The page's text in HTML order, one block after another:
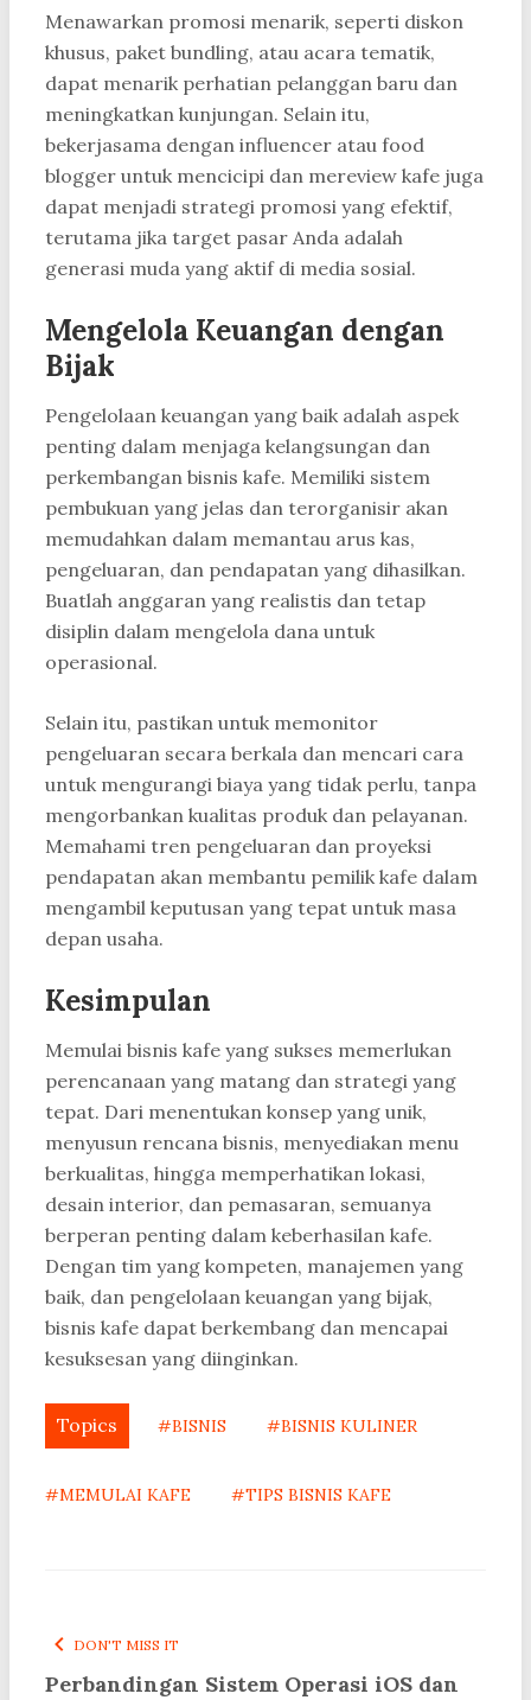
Menawarkan promosi menarik, seperti diskon
khusus, paket bundling, atau acara tematik,
dapat menarik perhatian pelanggan baru dan
meningkatkan kunjungan. Selain itu,
bekerjasama dengan influencer atau food
blogger untuk mencicipi dan mereview kafe juga
dapat menjadi strategi promosi yang efektif,
terutama jika target pasar Anda adalah
generasi muda yang aktif di media sosial.
Mengelola Keuangan dengan
Bijak
Pengelolaan keuangan yang baik adalah aspek
penting dalam menjaga kelangsungan dan
perkembangan bisnis kafe. Memiliki sistem
pembukuan yang jelas dan terorganisir akan
memudahkan dalam memantau arus kas,
pengeluaran, dan pendapatan yang dihasilkan.
Buatlah anggaran yang realistis dan tetap
disiplin dalam mengelola dana untuk
operasional.
Selain itu, pastikan untuk memonitor
pengeluaran secara berkala dan mencari cara
untuk mengurangi biaya yang tidak perlu, tanpa
mengorbankan kualitas produk dan pelayanan.
Memahami tren pengeluaran dan proyeksi
pendapatan akan membantu pemilik kafe dalam
mengambil keputusan yang tepat untuk masa
depan usaha.
Kesimpulan
Memulai bisnis kafe yang sukses memerlukan
perencanaan yang matang dan strategi yang
tepat. Dari menentukan konsep yang unik,
menyusun rencana bisnis, menyediakan menu
berkualitas, hingga memperhatikan lokasi,
desain interior, dan pemasaran, semuanya
berperan penting dalam keberhasilan kafe.
Dengan tim yang kompeten, manajemen yang
baik, dan pengelolaan keuangan yang bijak,
bisnis kafe dapat berkembang dan mencapai
kesuksesan yang diinginkan.
Topics #BISNIS #BISNIS KULINER
#MEMULAI KAFE #TIPS BISNIS KAFE
DON'T MISS IT
Perbandingan Sistem Operasi iOS dan